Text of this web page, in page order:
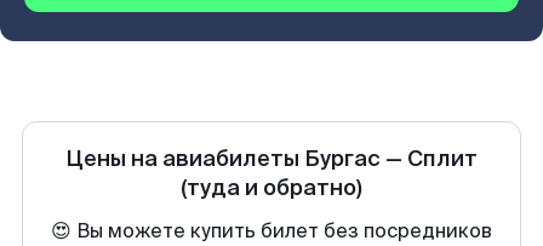
Цены на авиабилеты Бургас — Сплит
(туда и обратно)
😍 Вы можете купить билет без посредников